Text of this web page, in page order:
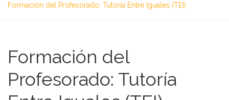
Formación del Profesorado: Tutoría Entre Iguales (TEI)
Formación del
Profesorado: Tutoría